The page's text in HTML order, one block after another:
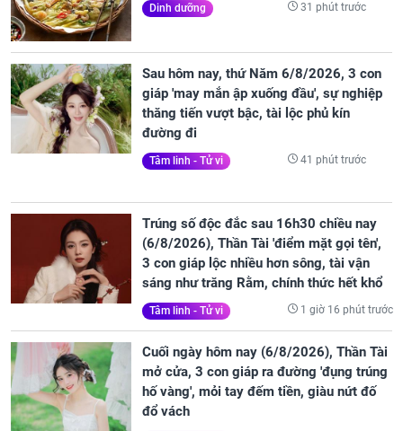
Dinh dưỡng 31 phút trước
Sau hôm nay, thứ Năm 6/8/2026, 3 con
giáp 'may mắn ập xuống đầu', sự nghiệp
thăng tiến vượt bậc, tài lộc phủ kín
đường đi
Tâm linh - Tử vi 41 phút trước
Trúng số độc đắc sau 16h30 chiều nay
(6/8/2026), Thần Tài 'điểm mặt gọi tên',
3 con giáp lộc nhiều hơn sông, tài vận
sáng như trăng Rằm, chính thức hết khổ
Tâm linh - Tử vi 1 giờ 16 phút trước
Cuối ngày hôm nay (6/8/2026), Thần Tài
mở cửa, 3 con giáp ra đường 'đụng trúng
hố vàng', mỏi tay đếm tiền, giàu nứt đố
đổ vách